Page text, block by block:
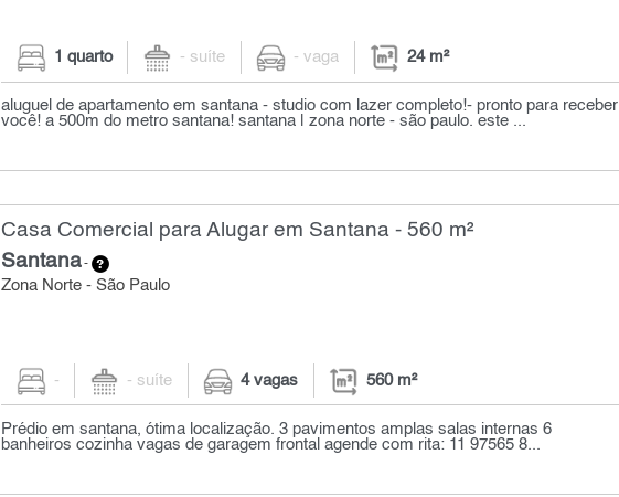
1 quarto - suíte - vaga 24 m²
aluguel de apartamento em santana - studio com lazer completo!- pronto para receber
você! a 500m do metro santana! santana | zona norte - são paulo. este ...
Casa Comercial para Alugar em Santana - 560 m²
Santana-
Zona Norte - São Paulo
- - suíte 4 vagas 560 m²
Prédio em santana, ótima localização. 3 pavimentos amplas salas internas 6
banheiros cozinha vagas de garagem frontal agende com rita: 11 97565 8...